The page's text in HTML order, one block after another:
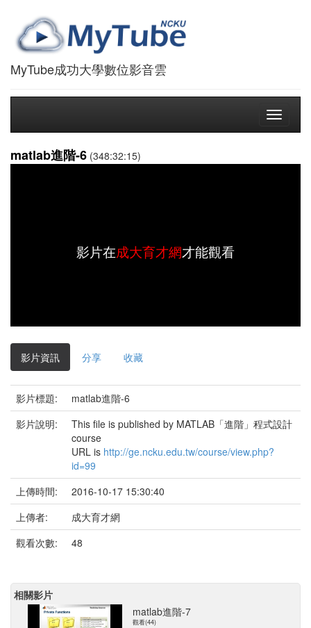
MyTube成功大學數位影音雲
Toggle
matlab進階-6 (348:32:15)
影片在成大育才網才能觀看
影片資訊 分享 收藏
影片標題:
matlab進階-6
影片說明:
This file is published by MATLAB「進階」程式設計
course
URL is http://ge.ncku.edu.tw/course/view.php?
id=99
上傳時間:
2016-10-17 15:30:40
上傳者:
成大育才網
觀看次數:
48
相關影片
matlab進階-7
觀看(44)